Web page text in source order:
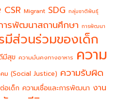
CSR Migrant SDG กลุ่มชาติพันธุ์
ารพัฒนาสถานศึกษา การพัฒนา
มีส่วนร่วมของเด็ก
มีสุข ความมั่นคงทางอาหาร ความ
ม (Social Justice) ความรับผิด
อเด็ก ความเชื่อและการพัฒนา งาน